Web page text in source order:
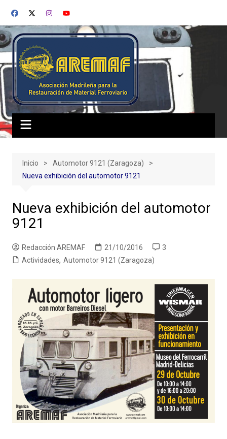
contenido
Inicio
Automotor 9121 (Zaragoza)
Nueva exhibición del automotor 9121
Nueva exhibición del automotor
9121
Redacción AREMAF 21/10/2016
3
Actividades, Automotor 9121 (Zaragoza)